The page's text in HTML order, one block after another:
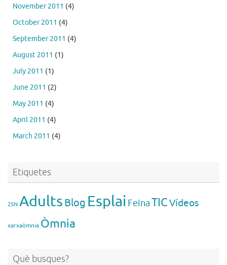
November 2011 (4)
October 2011 (4)
September 2011 (4)
August 2011 (1)
July 2011 (1)
June 2011 (2)
May 2011 (4)
April 2011 (4)
March 2011 (4)
Etiquetes
25N AdultsBlog Esplai FeinaTICVídeos
xarxaòmnia Òmnia
Què busques?